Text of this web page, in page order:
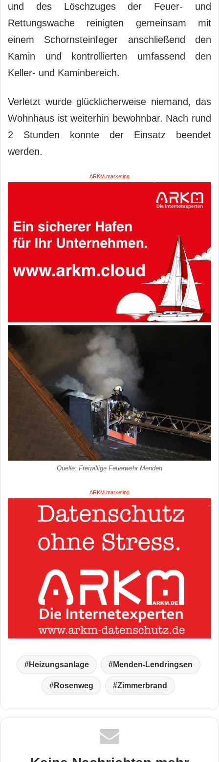
und des Löschzuges der Feuer- und
Rettungswache reinigten gemeinsam mit
einem Schornsteinfeger anschließend den
Kamin und kontrollierten umfassend den
Keller- und Kaminbereich.
Verletzt wurde glücklicherweise niemand, das
Wohnhaus ist weiterhin bewohnbar. Nach rund
2 Stunden konnte der Einsatz beendet
werden.
ARKM.marketing
Quelle: Freiwillige Feuerwehr Menden
ARKM.marketing
Heizungsanlage Menden-Lendringsen
Rosenweg Zimmerbrand